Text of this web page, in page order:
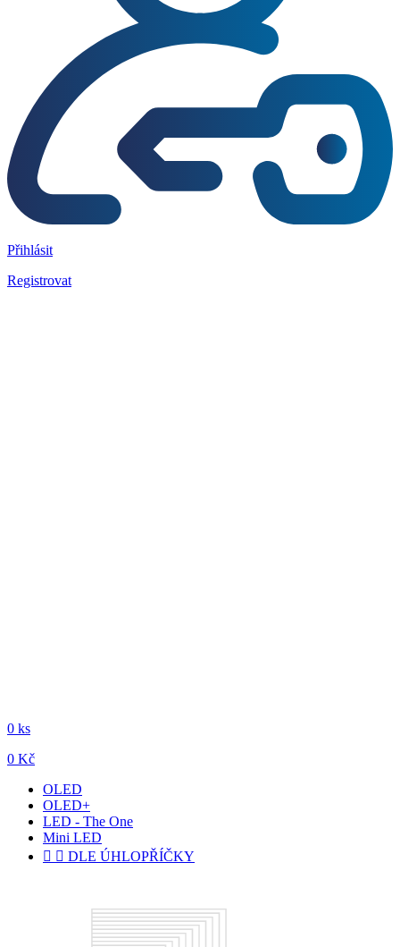
Přihlásit
Registrovat
0 ks
0 Kč
OLED
OLED+
LED - The One
Mini LED
  DLE ÚHLOPŘÍČKY